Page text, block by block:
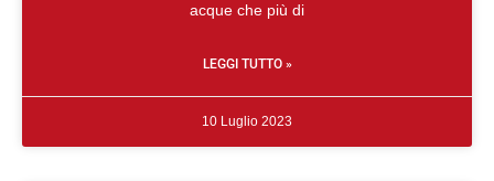
acque che più di
LEGGI TUTTO »
10 Luglio 2023